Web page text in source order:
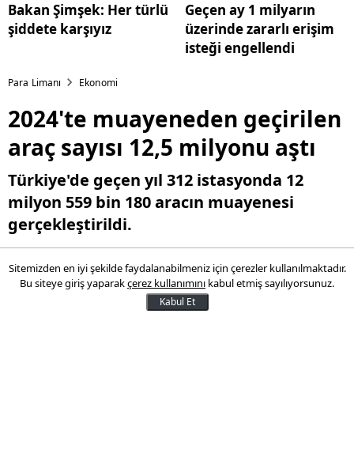
Bakan Şimşek: Her türlü
şiddete karşıyız
Geçen ay 1 milyarın
üzerinde zararlı erişim
isteği engellendi
Para Limanı Ekonomi
2024'te muayeneden geçirilen
araç sayısı 12,5 milyonu aştı
Türkiye'de geçen yıl 312 istasyonda 12
milyon 559 bin 180 aracın muayenesi
gerçekleştirildi.
09 Şubat 2025 18:27
Sitemizden en iyi şekilde faydalanabilmeniz için çerezler kullanılmaktadır.
Bu siteye giriş yaparakçerez kullanımını kabul etmiş sayılıyorsunuz.
Kabul Et